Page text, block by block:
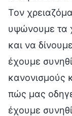
Τον
υψώνουμε τα
και να
έχουμε
κανονισμούς
πώς μας
έχουμε